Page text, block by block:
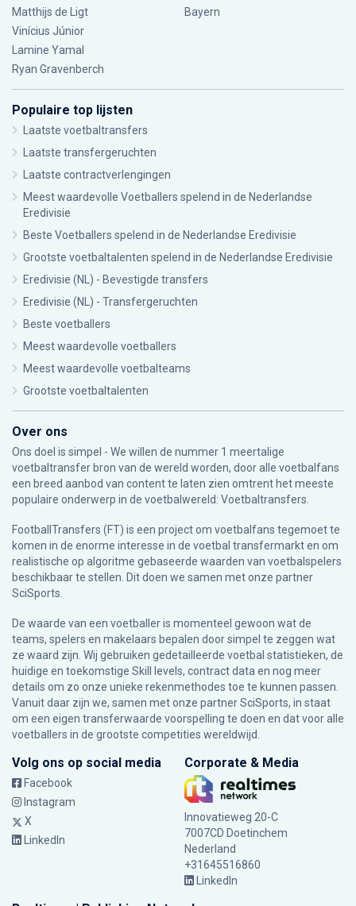
Matthijs de Ligt
Vinícius Júnior
Lamine Yamal
Ryan Gravenberch
Bayern
Populaire top lijsten
Laatste voetbaltransfers
Laatste transfergeruchten
Laatste contractverlengingen
Meest waardevolle Voetballers spelend in de Nederlandse
Eredivisie
Beste Voetballers spelend in de Nederlandse Eredivisie
Grootste voetbaltalenten spelend in de Nederlandse Eredivisie
Eredivisie (NL) - Bevestigde transfers
Eredivisie (NL) - Transfergeruchten
Beste voetballers
Meest waardevolle voetballers
Meest waardevolle voetbalteams
Grootste voetbaltalenten
Over ons
Ons doel is simpel - We willen de nummer 1 meertalige
voetbaltransfer bron van de wereld worden, door alle voetbalfans
een breed aanbod van content te laten zien omtrent het meeste
populaire onderwerp in de voetbalwereld: Voetbaltransfers.
FootballTransfers (FT) is een project om voetbalfans tegemoet te
komen in de enorme interesse in de voetbal transfermarkt en om
realistische op algoritme gebaseerde waarden van voetbalspelers
beschikbaar te stellen. Dit doen we samen met onze partner
SciSports
De waarde van een voetballer is momenteel gewoon wat de
teams, spelers en makelaars bepalen door simpel te zeggen wat
ze waard zijn. Wij gebruiken gedetailleerde voetbal statistieken, de
huidige en toekomstige Skill levels, contract data en nog meer
details om zo onze unieke rekenmethodes toe te kunnen passen.
Vanuit daar zijn we, samen met onze partner SciSports, in staat
om een eigen transferwaarde voorspelling te doen en dat voor alle
voetballers in de grootste competities wereldwijd.
Volg ons op social media
Facebook
Instagram
X
LinkedIn
Corporate & Media
Innovatieweg 20-C
7007CD Doetinchem
Nederland
+31645516860
LinkedIn